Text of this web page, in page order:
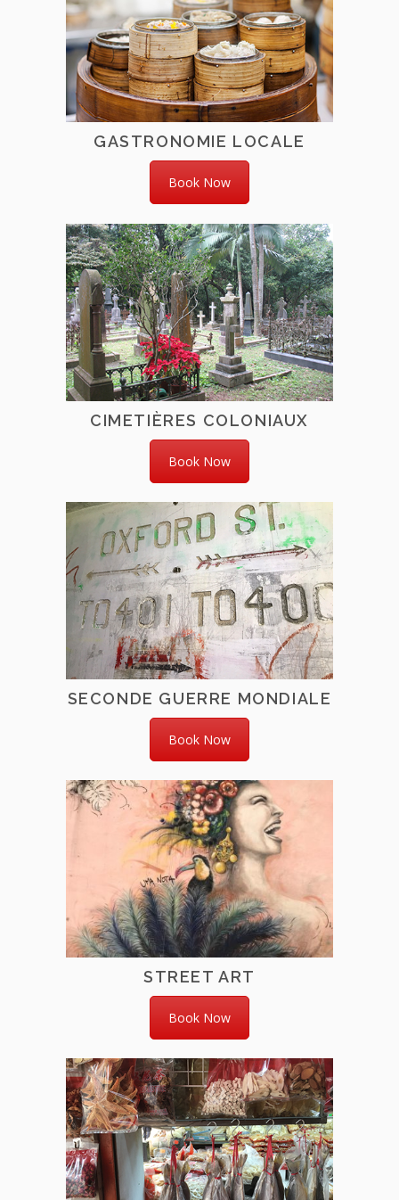
GASTRONOMIE LOCALE
Book Now
CIMETIÈRES COLONIAUX
Book Now
SECONDE GUERRE MONDIALE
Book Now
STREET ART
Book Now